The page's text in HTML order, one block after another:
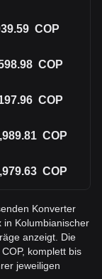
COP
COP
COP
COP
COP
Konverter
in Kolumbianischer
anzeigt. Die
komplett bis
jeweiligen